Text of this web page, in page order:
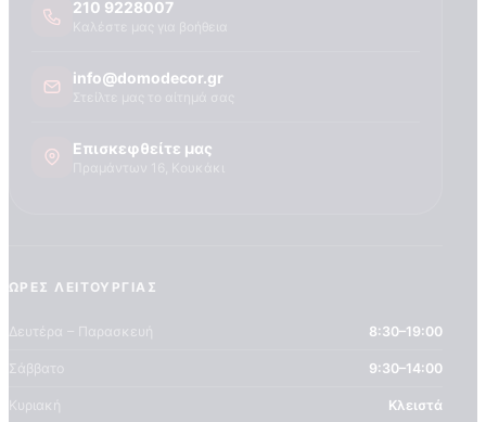
210 9228007
info@domodecor.gr
Επισκεφθείτε μας
ΏΡΕΣ ΛΕΙΤΟΥΡΓΊΑΣ
Δευτέρα – Παρασκευή 8:30–19:00
Σάββατο 9:30–14:00
Κυριακή Κλειστά